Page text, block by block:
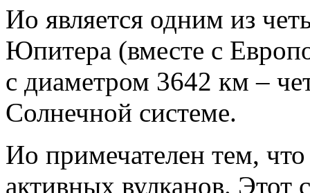
Ио является одним из
Юпитера (вместе с
с диаметром 3642 км –
Солнечной системе.
Ио примечателен тем,
активных вулканов. Этот